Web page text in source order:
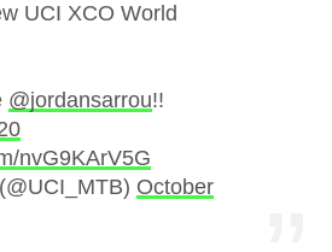
UCI XCO World
@jordansarrou!!
nvG9KArV5G
October